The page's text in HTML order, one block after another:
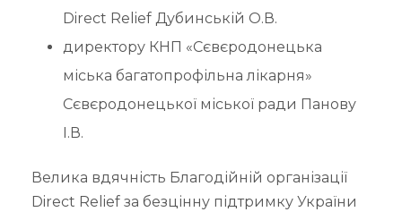
Direct Relief Дубинській О.В.
директору КНП «Сєвєродонецька
міська багатопрофільна лікарня»
Сєвєродонецької міської ради Панову
І.В.
Велика вдячність Благодійній організації
Direct Relief за безцінну підтримку України